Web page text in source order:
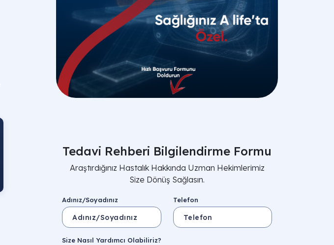
Tedavi Rehberi Bilgilendirme Formu
Araştırdığınız Hastalık Hakkında Uzman Hekimlerimiz
Size Dönüş Sağlasın.
Adınız/Soyadınız Telefon
Size Nasıl Yardımcı Olabiliriz?